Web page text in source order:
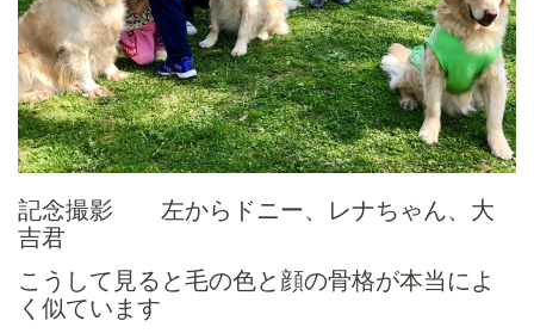
記念撮影 左からドニー、レナちゃん、大
吉君
こうして見ると毛の色と顔の骨格が本当によ
く似ています